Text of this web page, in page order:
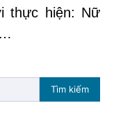
thực hiện: Nữ
Tìm kiếm